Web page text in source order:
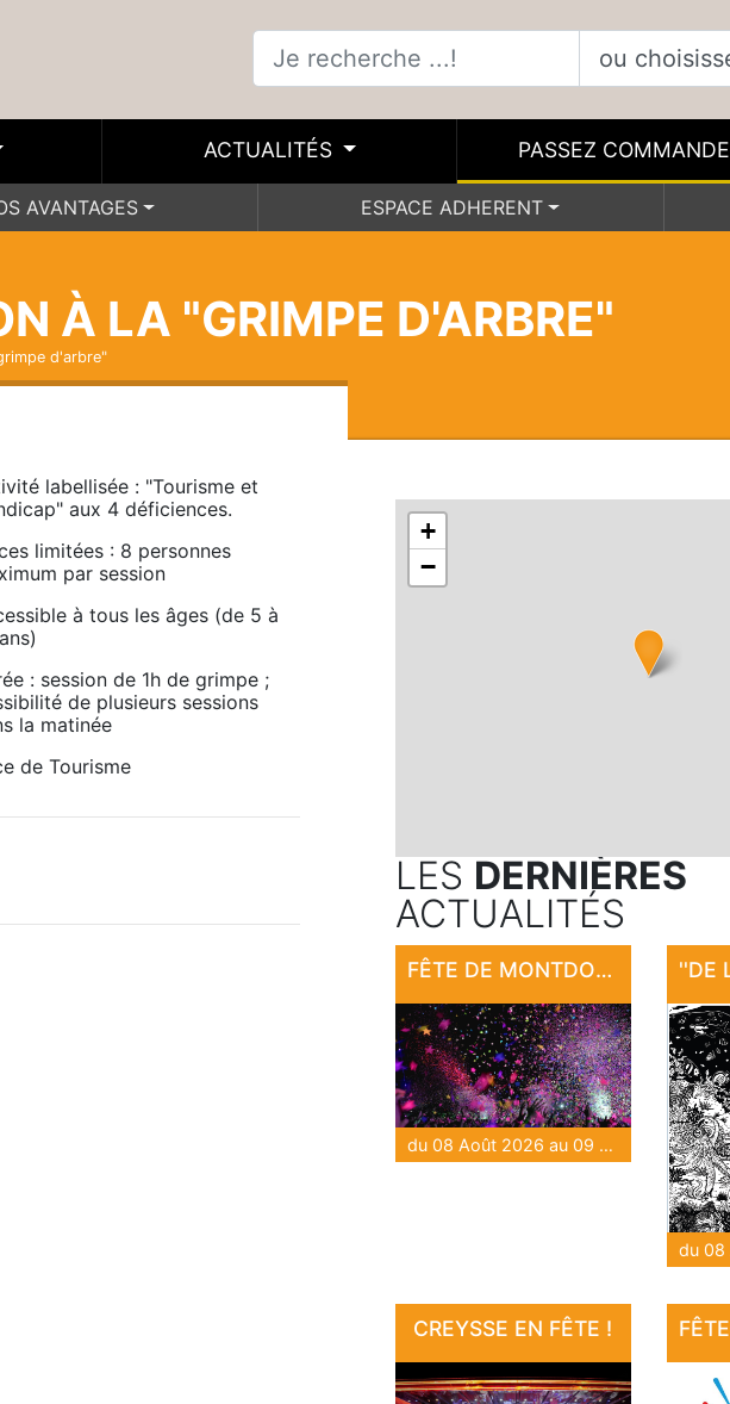
ACTUALITÉS PASSEZ COMMANDE
AVANTAGES ESPACE ADHERENT
À LA "GRIMPE D'ARBRE"
d'arbre"
labellisée : "Tourisme et
aux 4 déficiences.
limitées : 8 personnes
par session
à tous les âges (de 5 à
: session de 1h de grimpe ;
de plusieurs sessions
la matinée
de Tourisme
+
−
LES DERNIÈRES
ACTUALITÉS
FÊTE DE MONTDOUMERC
du 08 Août 2026 au 09 Août 2026
CREYSSE EN FÊTE !